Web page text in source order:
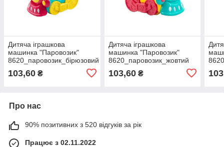
Дитяча іграшкова
машинка "Паровозик"
8620_паровозик_бірюзовий
103,60 ₴
Дитяча іграшкова
машинка "Паровозик"
8620_паровозик_жовтий
103,60₴
Про нас
90% позитивних з 520 відгуків за рік
Працює з 02.11.2022